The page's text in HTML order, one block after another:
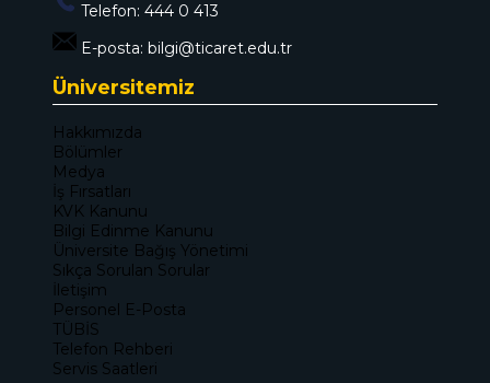
Telefon: 444 0 413
E-posta: bilgi@ticaret.edu.tr
Üniversitemiz
Hakkımızda
Bölümler
Medya
İş Fırsatları
KVK Kanunu
Bilgi Edinme Kanunu
Üniversite Bağış Yönetimi
Sıkça Sorulan Sorular
İletişim
Personel E-Posta
TÜBİS
Telefon Rehberi
Servis Saatleri